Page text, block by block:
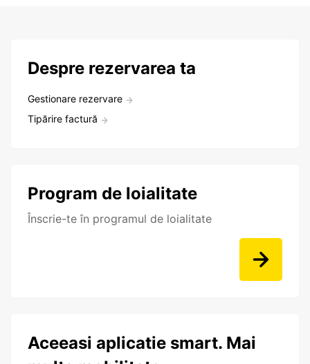
Despre rezervarea ta
Gestionare rezervare
Tipărire factură
Program de loialitate
Înscrie-te în programul de loialitate
Aceeasi aplicatie smart. Mai